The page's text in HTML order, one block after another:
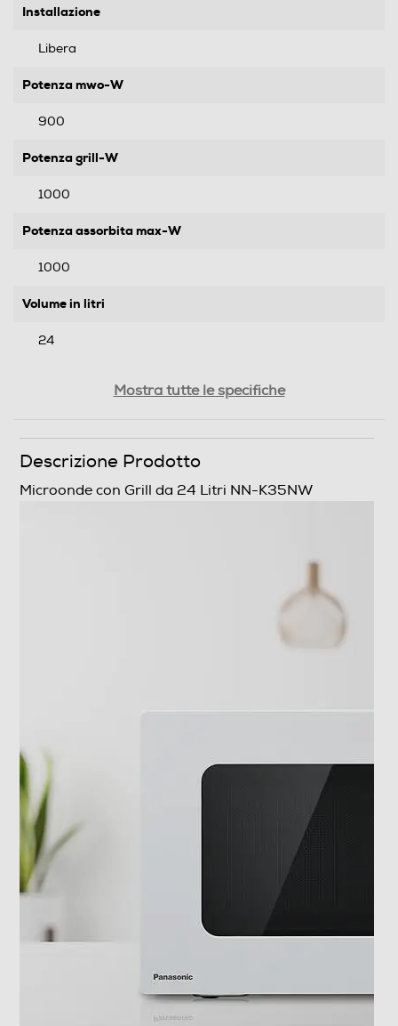
Installazione
Libera
Potenza mwo-W
900
Potenza grill-W
1000
Potenza assorbita max-W
1000
Volume in litri
24
Grill al quarzo
Elettronico
Display
Touch control
Timer
Numero livelli di potenza
Mostra tutte le specifiche
Descrizione Prodotto
Microonde con Grill da 24 Litri NN-K35NW